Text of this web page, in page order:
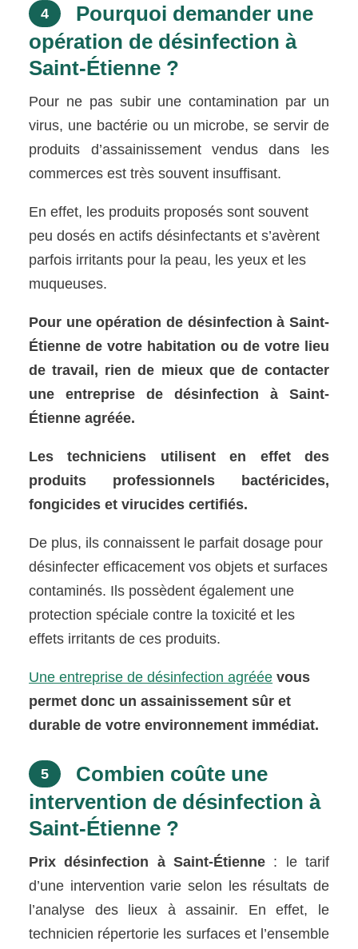
4
Pourquoi demander une
opération de désinfection à
Saint-Étienne ?
Pour ne pas subir une contamination par un
virus, une bactérie ou un microbe, se servir de
produits d’assainissement vendus dans les
commerces est très souvent insuffisant.
En effet, les produits proposés sont souvent
peu dosés en actifs désinfectants et s’avèrent
parfois irritants pour la peau, les yeux et les
muqueuses.
Pour une opération de désinfection à Saint-
Étienne de votre habitation ou de votre lieu
de travail, rien de mieux que de contacter
une entreprise de désinfection à Saint-
Étienne agréée.
Les techniciens utilisent en effet des
produits professionnels bactéricides,
fongicides et virucides certifiés.
De plus, ils connaissent le parfait dosage pour
désinfecter efficacement vos objets et surfaces
contaminés. Ils possèdent également une
protection spéciale contre la toxicité et les
effets irritants de ces produits.
Une entreprise de désinfection agréée vous
permet donc un assainissement sûr et
durable de votre environnement immédiat.
5
Combien coûte une
intervention de désinfection à
Saint-Étienne ?
Prix désinfection à Saint-Étienne : le tarif
d’une intervention varie selon les résultats de
l’analyse des lieux à assainir. En effet, le
technicien répertorie les surfaces et l’ensemble